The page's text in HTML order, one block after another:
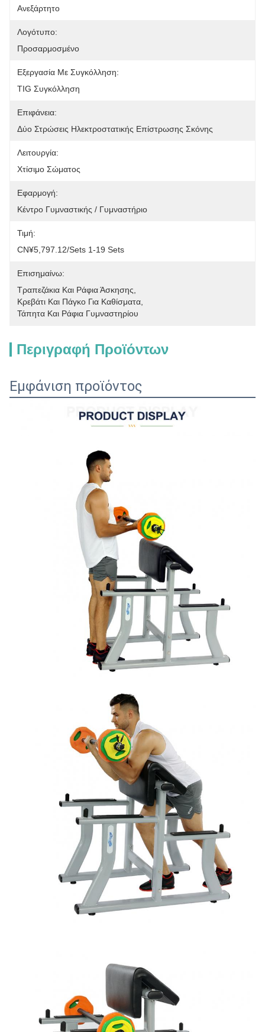
Ανεξάρτητο
Λογότυπο:
Προσαρμοσμένο
Εξεργασία Με Συγκόλληση:
TIG Συγκόλληση
Επιφάνεια:
Δύο Στρώσεις Ηλεκτροστατικής Επίστρωσης Σκόνης
Λειτουργία:
Χτίσιμο Σώματος
Εφαρμογή:
Κέντρο Γυμναστικής / Γυμναστήριο
Τιμή:
CN¥5,797.12/sets 1-19 Sets
Επισημαίνω:
Τραπεζάκια Και Ράφια Άσκησης
Κρεβάτι Και Πάγκο Για Καθίσματα
Τάπητα Και Ράφια Γυμναστηρίου
Περιγραφή Προϊόντων
Εμφάνιση προϊόντος